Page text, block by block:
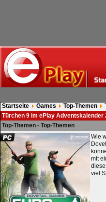
Startseite Games Top-Themen
Türchen 9 im ePlay Adventskalender
Top-Themen - Top-Themen
Wie
mit
viel